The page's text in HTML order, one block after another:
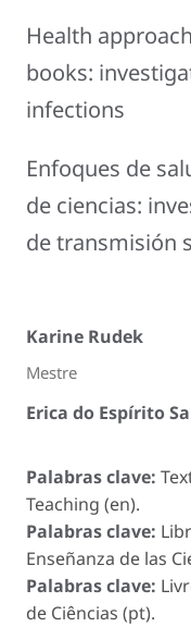
Health
books:
infections
Enfoques de
de ciencias:
de transmisión
Karine Rudek
Mestre
Erica do Espírito
Palabras clave:
Teaching (en).
Palabras clave:
Enseñanza de las
Palabras clave:
de Ciências (pt).